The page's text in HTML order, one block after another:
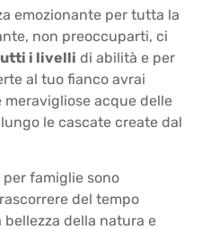
emozionante per tutta la
non preoccuparti, ci
i livelli di abilità e per
al tuo fianco avrai
meravigliose acque delle
le cascate create dal
famiglie sono
del tempo
bellezza della natura e